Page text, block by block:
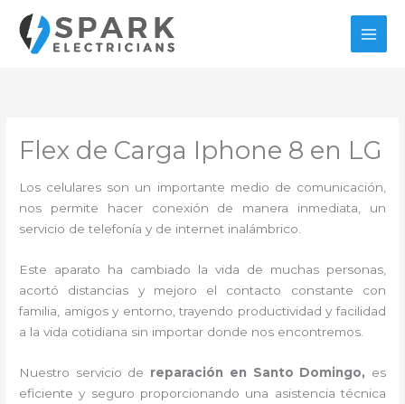
contenido
Flex de Carga Iphone 8 en LG
Los celulares son un importante medio de comunicación,
nos permite hacer conexión de manera inmediata, un
servicio de telefonía y de internet inalámbrico.
Este aparato ha cambiado la vida de muchas personas,
acortó distancias y mejoro el contacto constante con
familia, amigos y entorno, trayendo productividad y facilidad
a la vida cotidiana sin importar donde nos encontremos.
Nuestro servicio de reparación en Santo Domingo, es
eficiente y seguro proporcionando una asistencia técnica